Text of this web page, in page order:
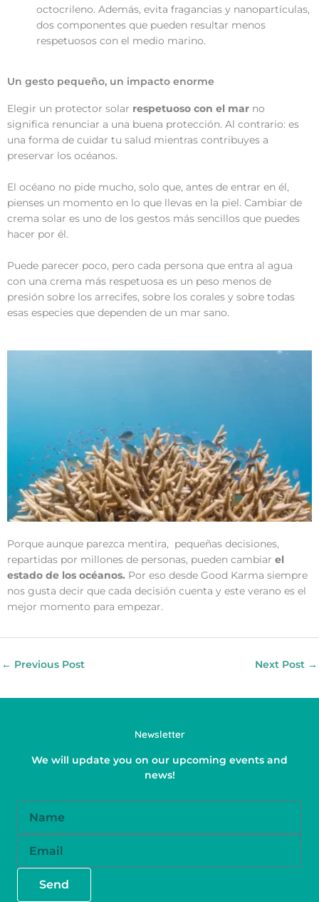
octocrileno. Además, evita fragancias y nanopartículas,
dos componentes que pueden resultar menos
respetuosos con el medio marino.
Un gesto pequeño, un impacto enorme
Elegir un protector solar respetuoso con el mar no
significa renunciar a una buena protección. Al contrario: es
una forma de cuidar tu salud mientras contribuyes a
preservar los océanos.
El océano no pide mucho, solo que, antes de entrar en él,
pienses un momento en lo que llevas en la piel. Cambiar de
crema solar es uno de los gestos más sencillos que puedes
hacer por él.
Puede parecer poco, pero cada persona que entra al agua
con una crema más respetuosa es un peso menos de
presión sobre los arrecifes, sobre los corales y sobre todas
esas especies que dependen de un mar sano.
Porque aunque parezca mentira, pequeñas decisiones,
repartidas por millones de personas, pueden cambiar el
estado de los océanos. Por eso desde Good Karma siempre
nos gusta decir que cada decisión cuenta y este verano es el
mejor momento para empezar.
← Previous Post Next Post →
Newsletter
We will update you on our upcoming events and
news!
Send